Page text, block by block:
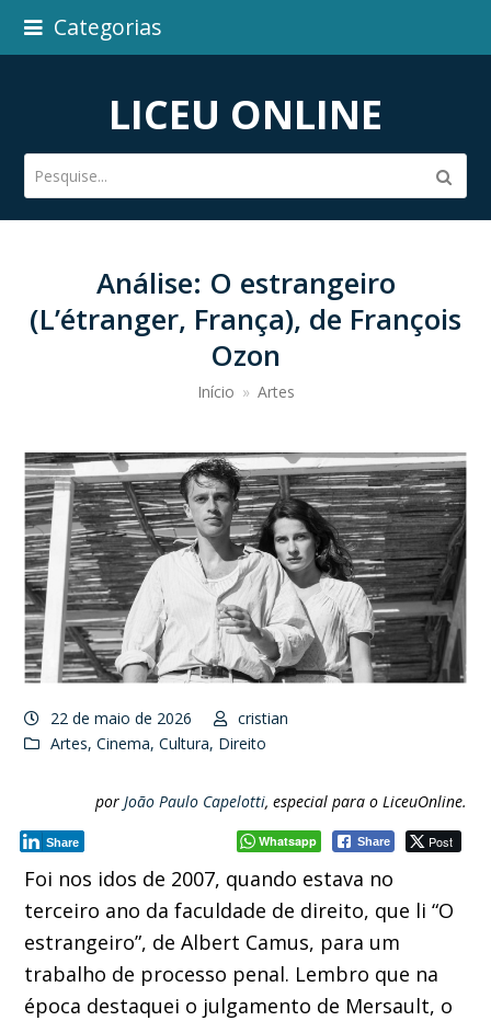
Categorias
LICEU ONLINE
Pesquise...
Análise: O estrangeiro
(L’étranger, França), de François
Ozon
Início » Artes
22 de maio de 2026
cristian
Artes,Cinema,Cultura, Direito
por João Paulo Capelotti, especial para o LiceuOnline.
Whatsapp Share Post
Share
Foi nos idos de 2007, quando estava no
terceiro ano da faculdade de direito, que li “O
estrangeiro”, de Albert Camus, para um
trabalho de processo penal. Lembro que na
época destaquei o julgamento de Mersault, o